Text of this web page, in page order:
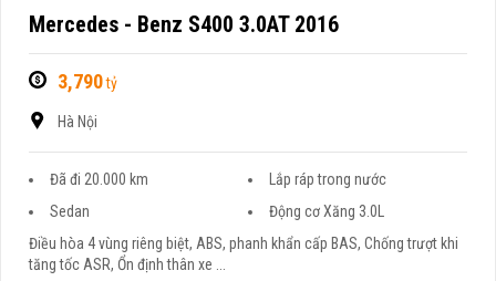
Mercedes - Benz S400 3.0AT 2016
3,790tỷ
Hà Nội
Đã đi 20.000 km
Lắp ráp trong nước
Sedan
Động cơ Xăng 3.0L
Điều hòa 4 vùng riêng biệt, ABS, phanh khẩn cấp BAS, Chống trượt khi
tăng tốc ASR, Ổn định thân xe ...